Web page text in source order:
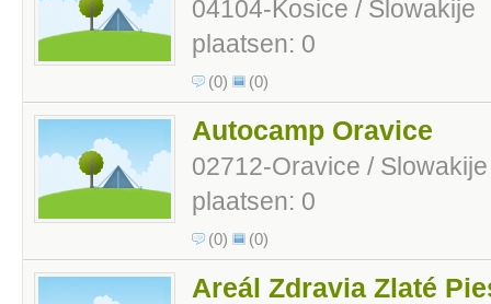
04104-Kosice / Slowakije
plaatsen: 0
(0) (0)
Autocamp Oravice
02712-Oravice / Slowakije
plaatsen: 0
(0) (0)
Areál Zdravia Zlaté